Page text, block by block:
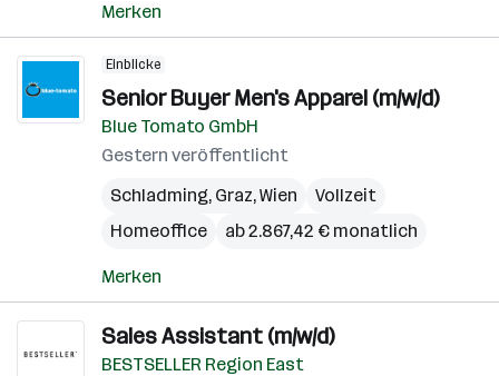
Merken
Einblicke
Senior Buyer Men's Apparel (m/w/d)
Blue Tomato GmbH
Gestern veröffentlicht
Schladming, Graz,Wien
Vollzeit
Homeoffice
ab 2.867,42 € monatlich
Merken
Sales Assistant (m/w/d)
BESTSELLER Region East